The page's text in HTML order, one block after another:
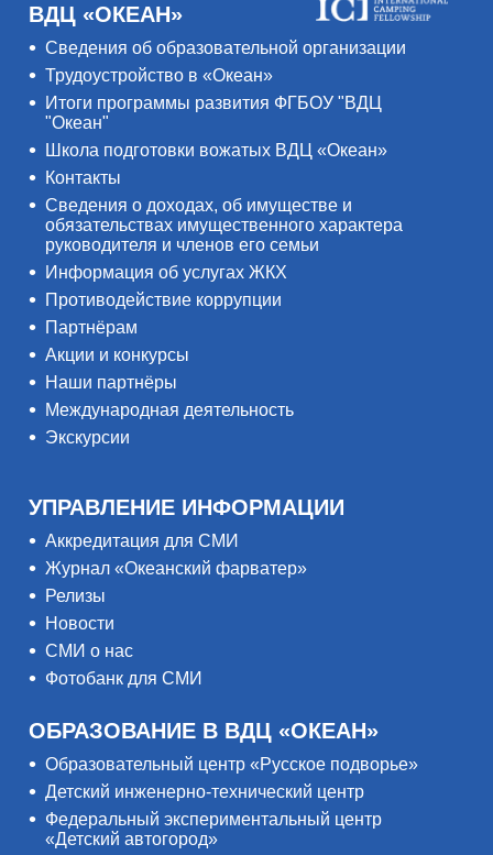
ВДЦ «ОКЕАН»
Сведения об образовательной организации
Трудоустройство в «Океан»
Итоги программы развития ФГБОУ "ВДЦ
"Океан"
Школа подготовки вожатых ВДЦ «Океан»
Контакты
Сведения о доходах, об имуществе и
обязательствах имущественного характера
руководителя и членов его семьи
Информация об услугах ЖКХ
Противодействие коррупции
Партнёрам
Акции и конкурсы
Наши партнёры
Международная деятельность
Экскурсии
УПРАВЛЕНИЕ ИНФОРМАЦИИ
Аккредитация для СМИ
Журнал «Океанский фарватер»
Релизы
Новости
СМИ о нас
Фотобанк для СМИ
ОБРАЗОВАНИЕ В ВДЦ «ОКЕАН»
Образовательный центр «Русское подворье»
Детский инженерно-технический центр
Федеральный экспериментальный центр
«Детский автогород»